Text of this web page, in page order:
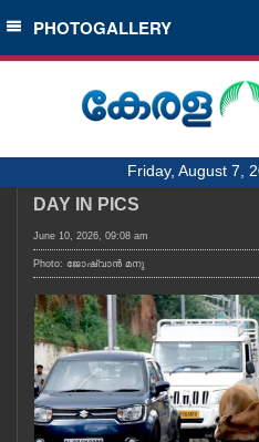
SECTIONS
HOME
NOTIFIED NEWS
KERALA
LOCAL
OBITUARY
PHOTOGALLERY
Friday, August 7,
DAY IN PICS
June 10, 2026, 09:08 am
Photo: ജോഷ്‌വാൻ മനു